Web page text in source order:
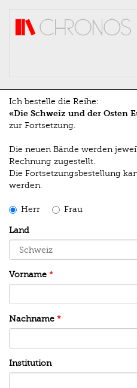
Ich bestelle die Reihe:
«Die Schweiz und der Osten
zur Fortsetzung.
Die neuen Bände werden
Rechnung zugestellt.
Die Fortsetzungsbestellung
werden.
Herr Frau
Land
Vorname *
Nachname *
Institution